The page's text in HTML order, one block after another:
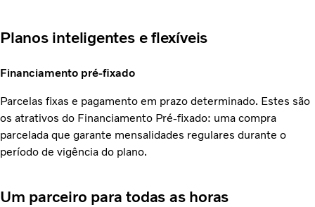
Planos inteligentes e flexíveis
Financiamento pré-fixado
Parcelas fixas e pagamento em prazo determinado. Estes são
os atrativos do Financiamento Pré-fixado: uma compra
parcelada que garante mensalidades regulares durante o
período de vigência do plano.
Um parceiro para todas as horas